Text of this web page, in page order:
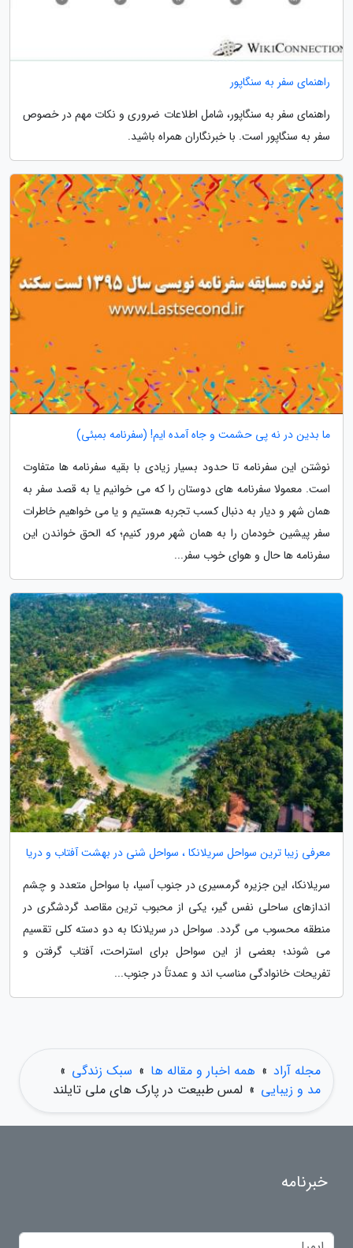
راهنمای سفر به سنگاپور
راهنمای سفر به سنگاپور، شامل اطلاعات ضروری و نکات مهم در خصوص
سفر به سنگاپور است. با خبرنگاران همراه باشید.
ما بدین در نه پی حشمت و جاه آمده ایم! (سفرنامه بمبئی)
نوشتن این سفرنامه تا حدود بسیار زیادی با بقیه سفرنامه ها متفاوت
است. معمولا سفرنامه های دوستان را که می خوانیم یا به قصد سفر به
همان شهر و دیار به دنبال کسب تجربه هستیم و یا می خواهیم خاطرات
سفر پیشین خودمان را به همان شهر مرور کنیم؛ که الحق خواندن این
سفرنامه ها حال و هوای خوب سفر...
معرفی زیبا ترین سواحل سریلانکا ، سواحل شنی در بهشت آفتاب و دریا
سریلانکا، این جزیره گرمسیری در جنوب آسیا، با سواحل متعدد و چشم
اندازهای ساحلی نفس گیر، یکی از محبوب ترین مقاصد گردشگری در
منطقه محسوب می گردد. سواحل در سریلانکا به دو دسته کلی تقسیم
می شوند؛ بعضی از این سواحل برای استراحت، آفتاب گرفتن و
تفریحات خانوادگی مناسب اند و عمدتاً در جنوب...
مجله آراد » همه اخبار و مقاله ها » سبک زندگی »
مد و زیبایی » لمس طبیعت در پارک های ملی تایلند
خبرنامه